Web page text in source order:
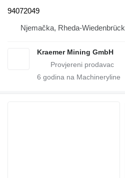
94072049
Njemačka, Rheda-Wiedenbrück
Kraemer Mining GmbH
6 godina na Machineryline